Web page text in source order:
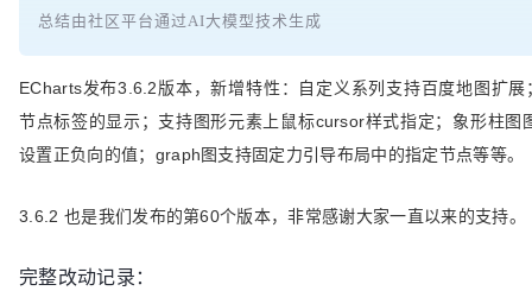
总结由社区平台通过AI大模型技术生成
ECharts发布3.6.2版本，新增特性：自定义系列支持百度地图扩
节点标签的显示；支持图形元素上鼠标cursor样式指定；象形柱图
设置正负向的值；graph图支持固定力引导布局中的指定节点等等。
3.6.2 也是我们发布的第60个版本，非常感谢大家一直以来的支持。
完整改动记录：